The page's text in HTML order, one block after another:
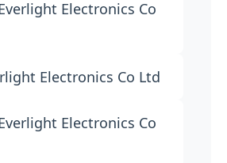
Electronics Co
Electronics Co Ltd
Electronics Co